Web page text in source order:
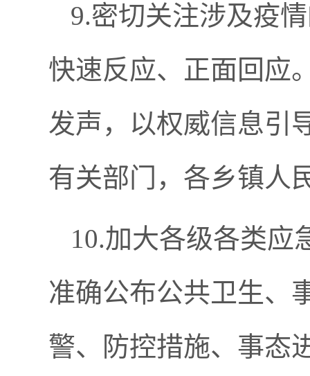
9.密切关注涉及疫
快速反应、正面回应
发声，以权威信息引
有关部门，各乡镇人
10.加大各级各类应
准确公布公共卫生、
警、防控措施、事态